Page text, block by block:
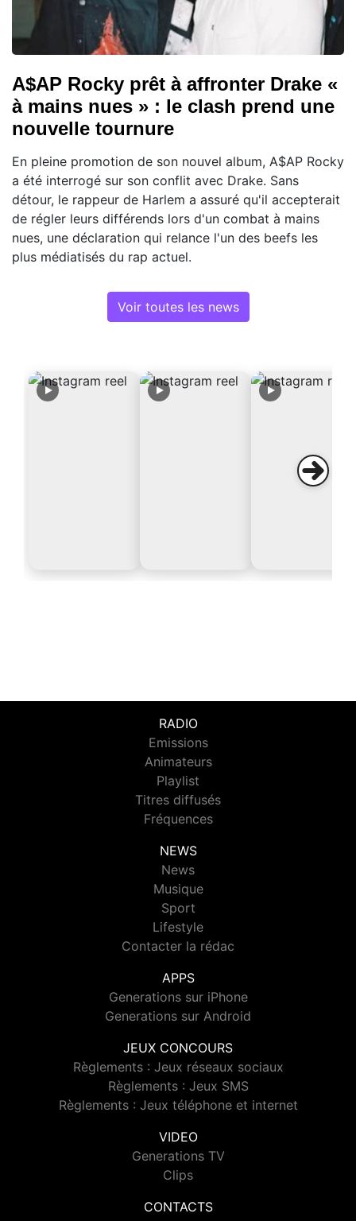
A$AP Rocky prêt à affronter Drake «
à mains nues » : le clash prend une
nouvelle tournure
En pleine promotion de son nouvel album, A$AP Rocky
a été interrogé sur son conflit avec Drake. Sans
détour, le rappeur de Harlem a assuré qu'il accepterait
de régler leurs différends lors d'un combat à mains
nues, une déclaration qui relance l'un des beefs les
plus médiatisés du rap actuel.
Voir toutes les news
RADIO
Emissions
Animateurs
Playlist
Titres diffusés
Fréquences
NEWS
News
Musique
Sport
Lifestyle
Contacter la rédac
APPS
Generations sur iPhone
Generations sur Android
JEUX CONCOURS
Règlements : Jeux réseaux sociaux
Règlements : Jeux SMS
Règlements : Jeux téléphone et internet
VIDEO
Generations TV
Clips
CONTACTS